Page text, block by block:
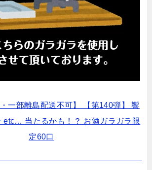
・一部離島配送不可】 【第140弾】 響
etc… 当たるかも！？ お酒ガラガラ限
定60口